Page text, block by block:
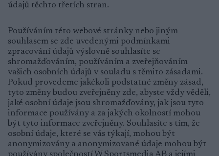
údajů těchto třetích stran.
Používáním této webové stránky nebo jiným
souhlasem se zde uvedenými podmínkami
zpracování údajů výslovně souhlasíte se
shromažďováním, používáním a zveřejňováním
vašich osobních údajů v souladu s těmito zásadami.
Pokud provedeme jakékoli podstatné změny zásad,
tyto změny budou zveřejněny zde, abyste vždy věděli,
jaké osobní údaje jsou shromažďovány, jak jsou tyto
informace používány a za jakých okolností mohou
být tyto informace zveřejněny. Souhlasíte s tím, že
osobní údaje, které se vás týkají, mohou být
anonymizovány a anonymizované údaje mohou být